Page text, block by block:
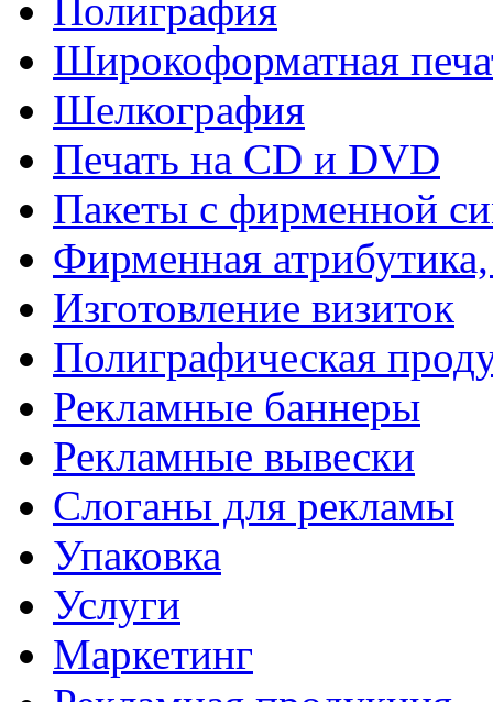
Полиграфия
Широкоформатная
Шелкография
Печать на СD и DVD
Пакеты с фирменной
Фирменная
Изготовление визиток
Полиграфическая
Рекламные баннеры
Рекламные вывески
Слоганы для рекламы
Упаковка
Услуги
Маркетинг